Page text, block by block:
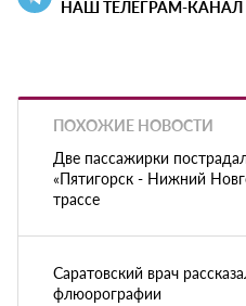
НАШ ТЕЛЕГРАМ-КАНАЛ
ПОХОЖИЕ НОВОСТИ
Две пассажирки
«Пятигорск - Нижний
трассе
Саратовский врач
флюорографии